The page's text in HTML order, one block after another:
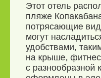
Этот отель
пляже
потрясающие
могут
удобствами,
на крыше,
с разнообразной